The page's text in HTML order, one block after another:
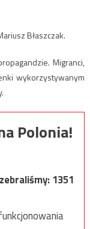
Błaszczak.
Migranci,
wykorzystywanym
Polonia!
1351